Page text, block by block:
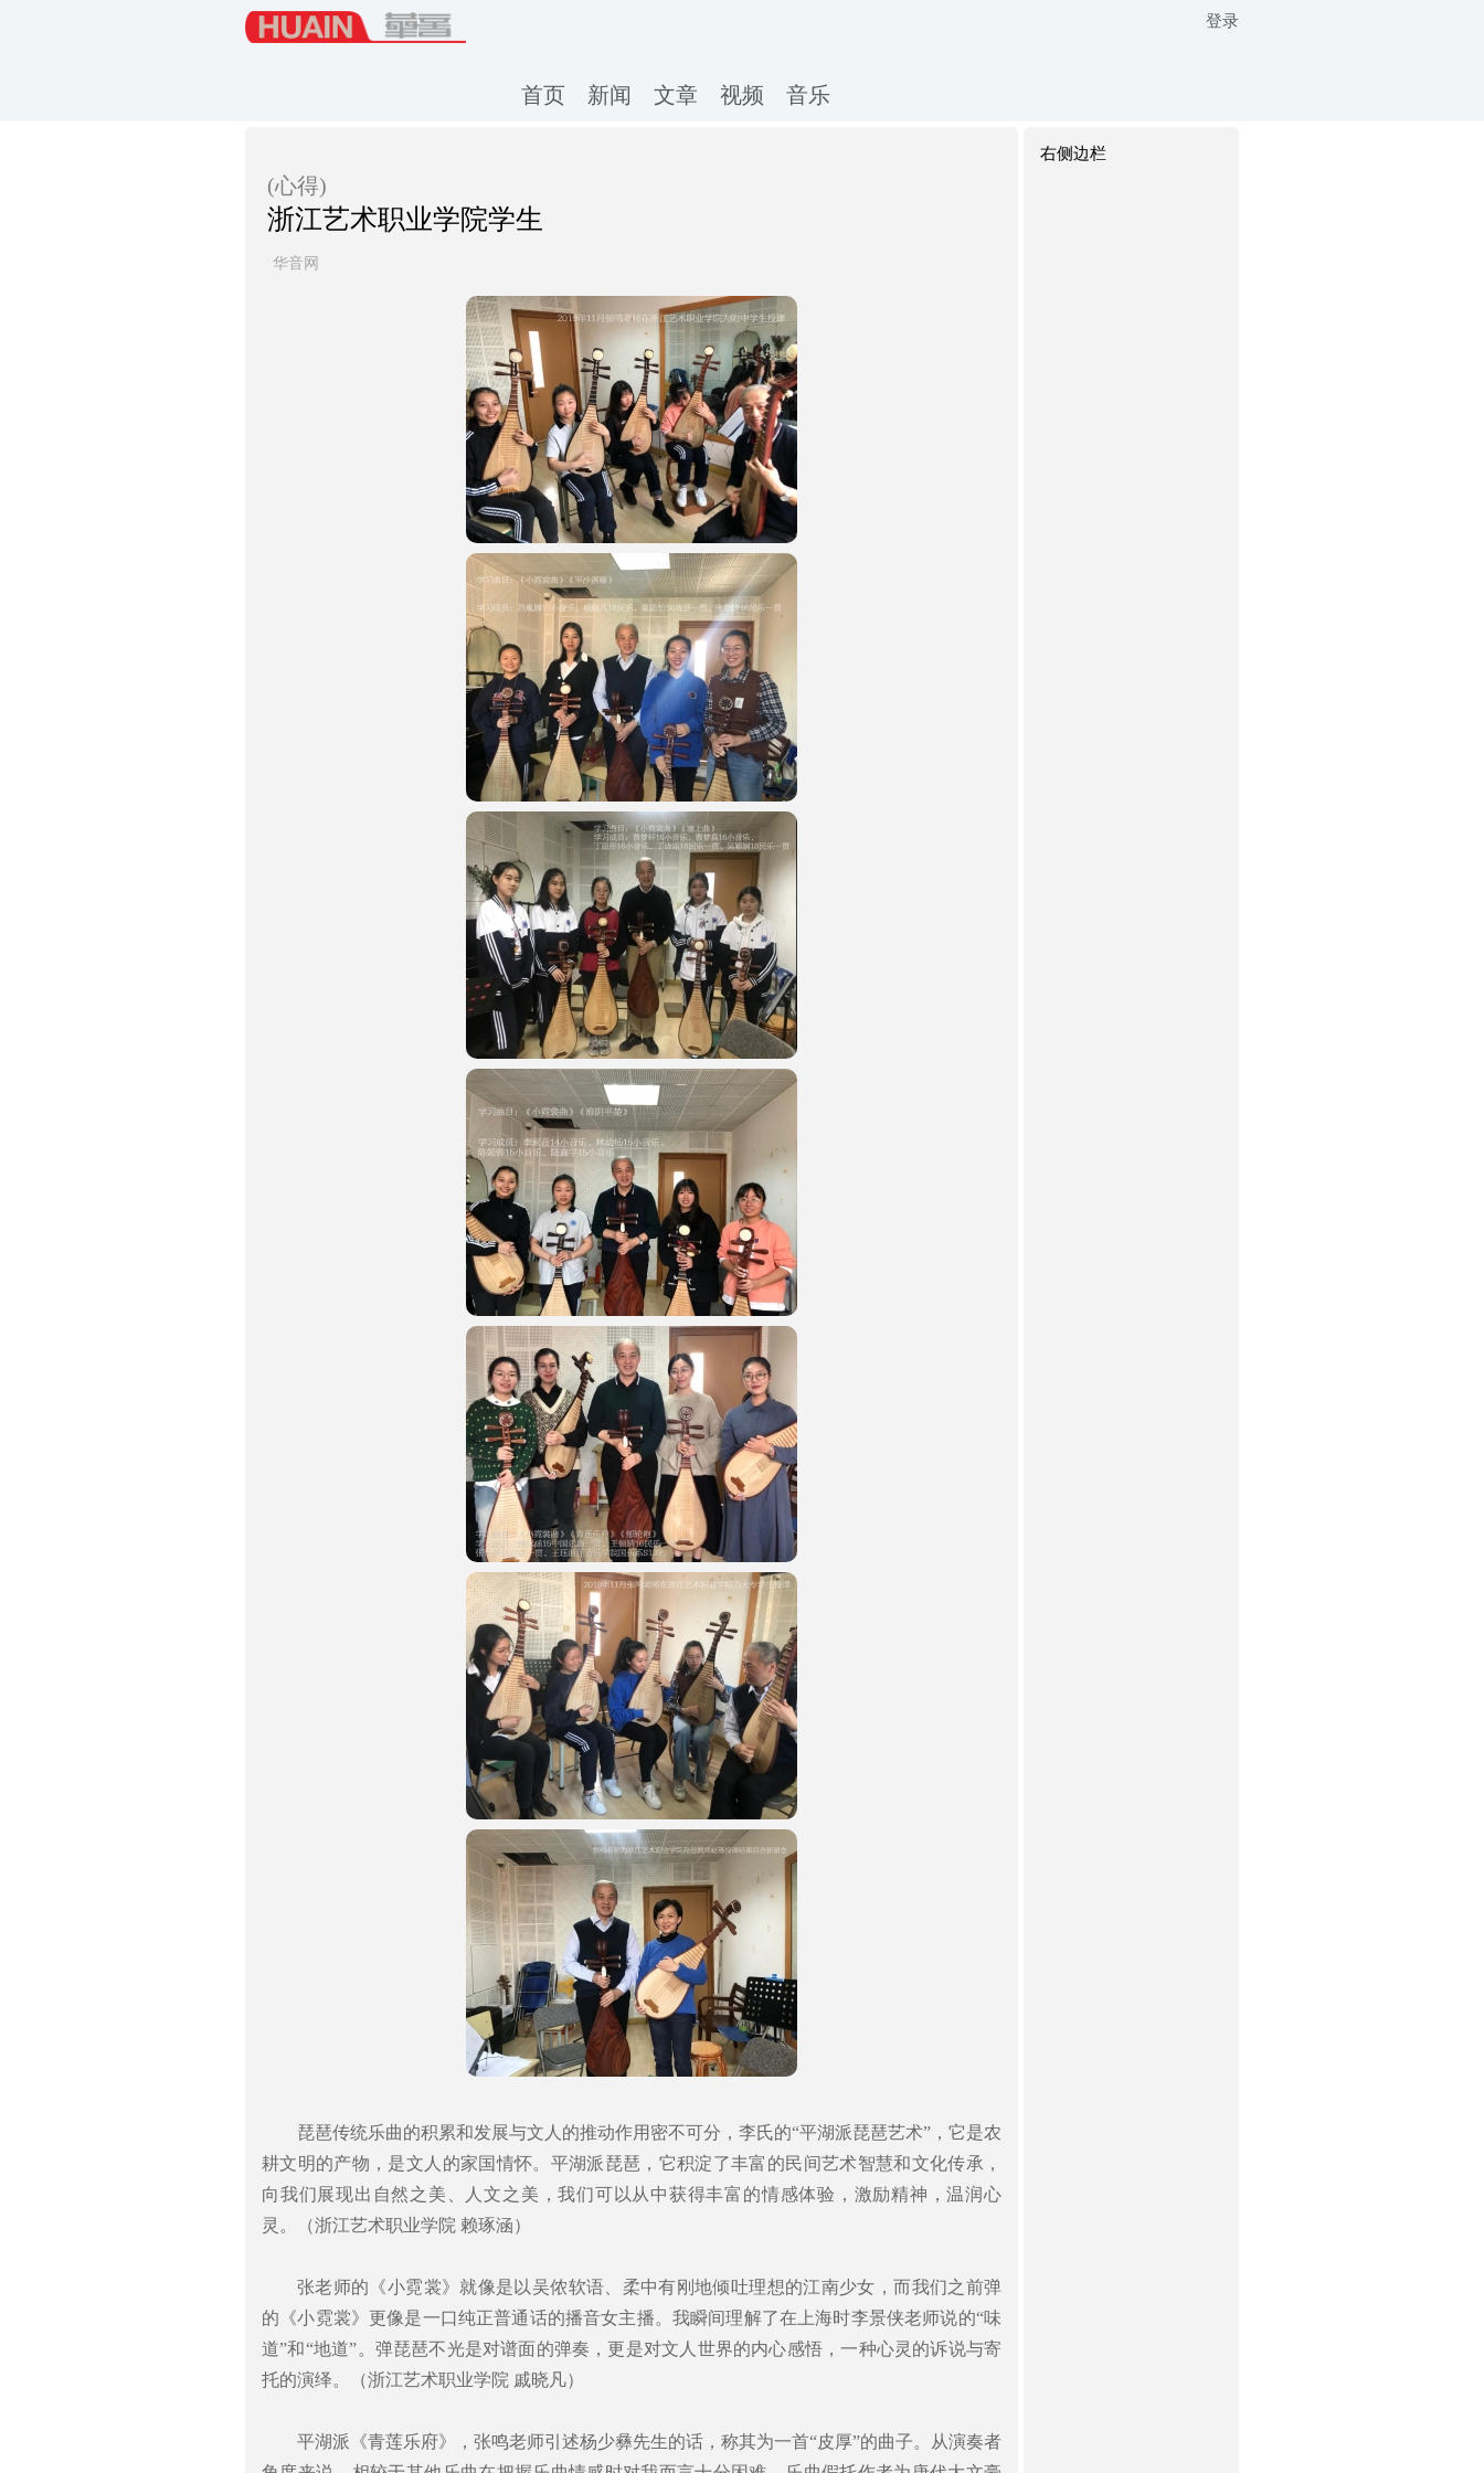
首页 新闻 文章 视频 音乐
登录
(心得)
浙江艺术职业学院学生
华音网
琵琶传统乐曲的积累和发展与文人的推动作用密不可分，李氏的“平湖派琵琶艺术”，它是农
耕文明的产物，是文人的家国情怀。平湖派琵琶，它积淀了丰富的民间艺术智慧和文化传承，
向我们展现出自然之美、人文之美，我们可以从中获得丰富的情感体验，激励精神，温润心
灵。（浙江艺术职业学院 赖琢涵）
张老师的《小霓裳》就像是以吴侬软语、柔中有刚地倾吐理想的江南少女，而我们之前弹
的《小霓裳》更像是一口纯正普通话的播音女主播。我瞬间理解了在上海时李景侠老师说的“味
道”和“地道”。弹琵琶不光是对谱面的弹奏，更是对文人世界的内心感悟，一种心灵的诉说与寄
托的演绎。（浙江艺术职业学院 戚晓凡）
平湖派《青莲乐府》，张鸣老师引述杨少彝先生的话，称其为一首“皮厚”的曲子。从演奏者
右侧边栏